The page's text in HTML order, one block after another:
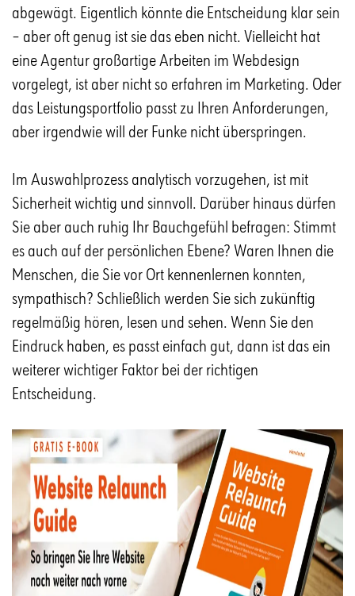
abgewägt. Eigentlich könnte die Entscheidung klar sein
– aber oft genug ist sie das eben nicht. Vielleicht hat
eine Agentur großartige Arbeiten im Webdesign
vorgelegt, ist aber nicht so erfahren im Marketing. Oder
das Leistungsportfolio passt zu Ihren Anforderungen,
aber irgendwie will der Funke nicht überspringen.
Im Auswahlprozess analytisch vorzugehen, ist mit
Sicherheit wichtig und sinnvoll. Darüber hinaus dürfen
Sie aber auch ruhig Ihr Bauchgefühl befragen: Stimmt
es auch auf der persönlichen Ebene? Waren Ihnen die
Menschen, die Sie vor Ort kennenlernen konnten,
sympathisch? Schließlich werden Sie sich zukünftig
regelmäßig hören, lesen und sehen. Wenn Sie den
Eindruck haben, es passt einfach gut, dann ist das ein
weiterer wichtiger Faktor bei der richtigen
Entscheidung.